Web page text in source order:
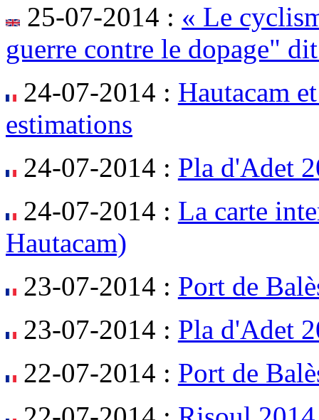
25-07-2014 : « Le
guerre contre le dopage"
24-07-2014 : Hautacam
estimations
24-07-2014 : Pla d'Adet
24-07-2014 : La carte
Hautacam)
23-07-2014 : Port de
23-07-2014 : Pla d'Adet
22-07-2014 : Port de